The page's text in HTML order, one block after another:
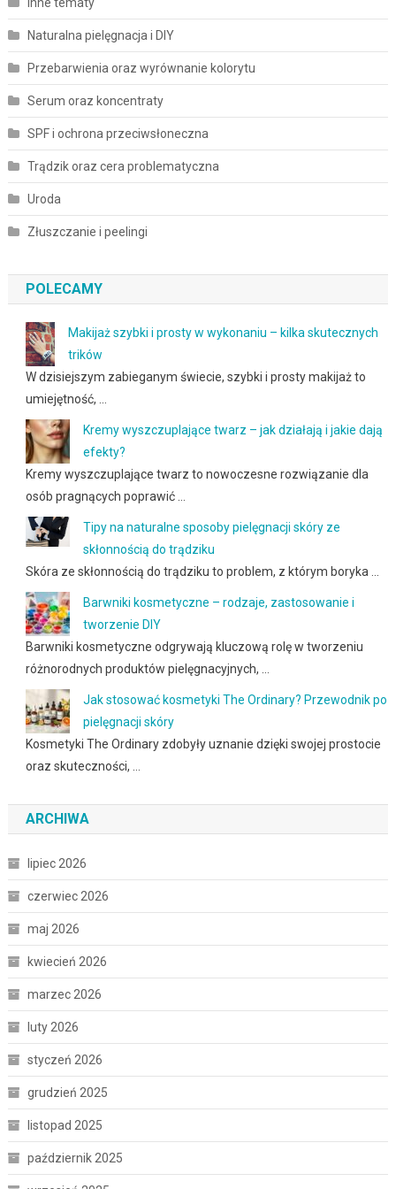
Inne tematy
Naturalna pielęgnacja i DIY
Przebarwienia oraz wyrównanie kolorytu
Serum oraz koncentraty
SPF i ochrona przeciwsłoneczna
Trądzik oraz cera problematyczna
Uroda
Złuszczanie i peelingi
POLECAMY
Makijaż szybki i prosty w wykonaniu – kilka skutecznych
trików
W dzisiejszym zabieganym świecie, szybki i prosty makijaż to
umiejętność, …
Kremy wyszczuplające twarz – jak działają i jakie dają
efekty?
Kremy wyszczuplające twarz to nowoczesne rozwiązanie dla
osób pragnących poprawić …
Tipy na naturalne sposoby pielęgnacji skóry ze
skłonnością do trądziku
Skóra ze skłonnością do trądziku to problem, z którym boryka …
Barwniki kosmetyczne – rodzaje, zastosowanie i
tworzenie DIY
Barwniki kosmetyczne odgrywają kluczową rolę w tworzeniu
różnorodnych produktów pielęgnacyjnych, …
Jak stosować kosmetyki The Ordinary? Przewodnik po
pielęgnacji skóry
Kosmetyki The Ordinary zdobyły uznanie dzięki swojej prostocie
oraz skuteczności, …
ARCHIWA
lipiec 2026
czerwiec 2026
maj 2026
kwiecień 2026
marzec 2026
luty 2026
styczeń 2026
grudzień 2025
listopad 2025
październik 2025